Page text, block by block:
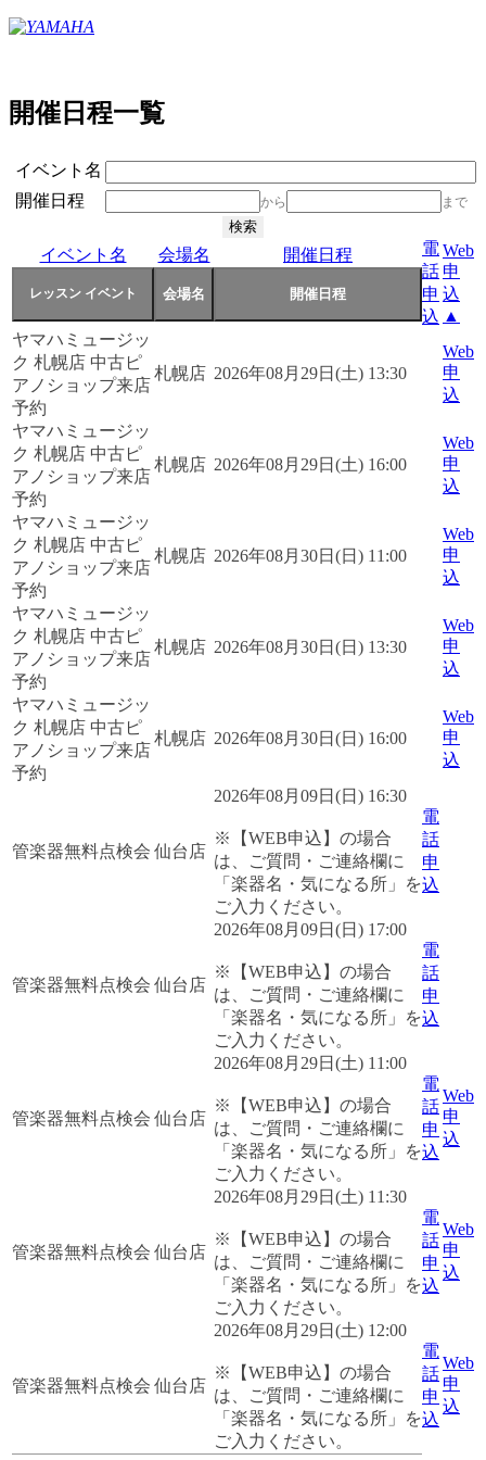
開催日程一覧
イベント名
開催日程
から まで
イベント名 会場名 開催日程
電
話
申
込
Web
申
込
▲
ヤマハミュージッ
ク 札幌店 中古ピ
アノショップ来店
予約
札幌店 2026年08月29日(土) 13:30
Web
申
込
ヤマハミュージッ
ク 札幌店 中古ピ
アノショップ来店
予約
札幌店 2026年08月29日(土) 16:00
Web
申
込
ヤマハミュージッ
ク 札幌店 中古ピ
アノショップ来店
予約
札幌店 2026年08月30日(日) 11:00
Web
申
込
ヤマハミュージッ
ク 札幌店 中古ピ
アノショップ来店
予約
札幌店 2026年08月30日(日) 13:30
Web
申
込
ヤマハミュージッ
ク 札幌店 中古ピ
アノショップ来店
予約
札幌店 2026年08月30日(日) 16:00
Web
申
込
管楽器無料点検会 仙台店
2026年08月09日(日) 16:30
※【WEB申込】の場合
は、ご質問・ご連絡欄に
「楽器名・気になる所」を
ご入力ください。
電
話
申
込
管楽器無料点検会 仙台店
2026年08月09日(日) 17:00
※【WEB申込】の場合
は、ご質問・ご連絡欄に
「楽器名・気になる所」を
ご入力ください。
電
話
申
込
管楽器無料点検会 仙台店
2026年08月29日(土) 11:00
※【WEB申込】の場合
は、ご質問・ご連絡欄に
「楽器名・気になる所」を
ご入力ください。
電
話
申
込
Web
申
込
管楽器無料点検会 仙台店
2026年08月29日(土) 11:30
※【WEB申込】の場合
は、ご質問・ご連絡欄に
「楽器名・気になる所」を
ご入力ください。
電
話
申
込
Web
申
込
管楽器無料点検会 仙台店
2026年08月29日(土) 12:00
※【WEB申込】の場合
は、ご質問・ご連絡欄に
「楽器名・気になる所」を
ご入力ください。
電
話
申
込
Web
申
込